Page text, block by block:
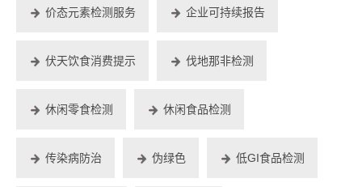
价态元素检测服务 企业可持续报告
伏天饮食消费提示 伐地那非检测
休闲零食检测 休闲食品检测
传染病防治 伪绿色 低GI食品检测